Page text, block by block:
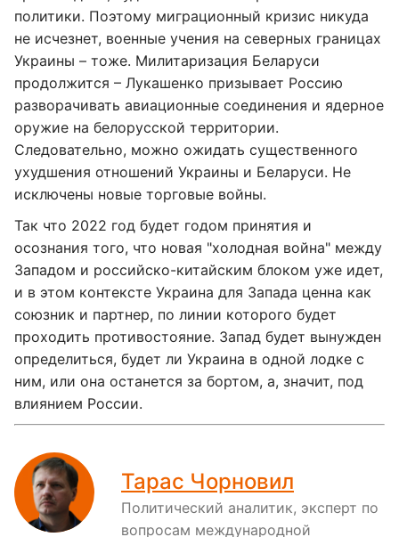
политики. Поэтому миграционный кризис никуда
не исчезнет, военные учения на северных границах
Украины – тоже. Милитаризация Беларуси
продолжится – Лукашенко призывает Россию
разворачивать авиационные соединения и ядерное
оружие на белорусской территории.
Следовательно, можно ожидать существенного
ухудшения отношений Украины и Беларуси. Не
исключены новые торговые войны.
Так что 2022 год будет годом принятия и
осознания того, что новая "холодная война" между
Западом и российско-китайским блоком уже идет,
и в этом контексте Украина для Запада ценна как
союзник и партнер, по линии которого будет
проходить противостояние. Запад будет вынужден
определиться, будет ли Украина в одной лодке с
ним, или она останется за бортом, а, значит, под
влиянием России.
Тарас Чорновил
Политический аналитик, эксперт по
вопросам международной